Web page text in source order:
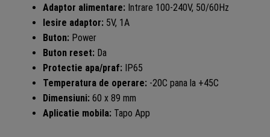
Adaptor alimentare:Intrare 100-240V, 50/60Hz
Iesire adaptor:5V, 1A
Buton:Power
Buton reset:Da
Protectie apa/praf:IP65
Temperatura de operare:-20C pana la +45C
Dimensiuni:60 x 89 mm
Aplicatie mobila:Tapo App